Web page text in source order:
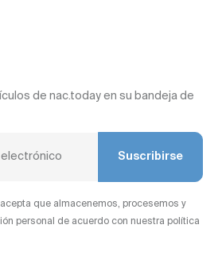
de nac.today en su bandeja de
Suscribirse
que almacenemos, procesemos y
personal de acuerdo con nuestra política